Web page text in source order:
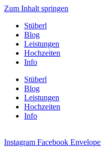
Zum Inhalt springen
Stüberl
Blog
Leistungen
Hochzeiten
Info
Stüberl
Blog
Leistungen
Hochzeiten
Info
Instagram Facebook Envelope